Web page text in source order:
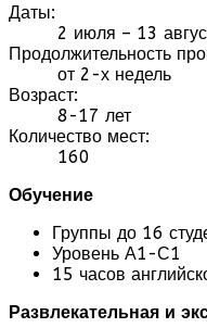
Даты:
2 июля – 13
Продолжительность
от 2-х недель
Возраст:
8-17 лет
Количество мест:
160
Обучение
Группы до 16
Уровень А1-С1
15 часов
Развлекательная и